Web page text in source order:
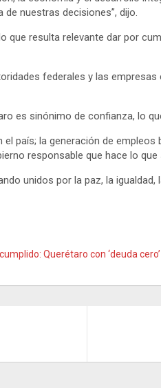
nuestras decisiones”, dijo.
resulta relevante dar por
federales y las
es sinónimo de confianza, lo
país; la generación de
responsable que hace lo que
unidos por la paz, la
Querétaro con ‘deuda cero’